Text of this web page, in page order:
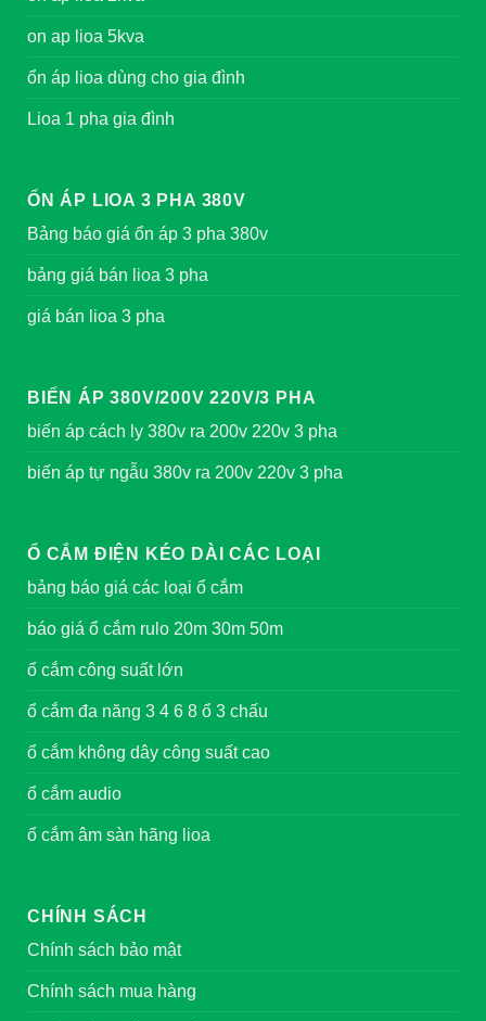
on ap lioa 5kva
ổn áp lioa dùng cho gia đình
Lioa 1 pha gia đình
ỔN ÁP LIOA 3 PHA 380V
Bảng báo giá ổn áp 3 pha 380v
bảng giá bán lioa 3 pha
giá bán lioa 3 pha
BIẾN ÁP 380V/200V 220V/3 PHA
biến áp cách ly 380v ra 200v 220v 3 pha
biến áp tự ngẫu 380v ra 200v 220v 3 pha
Ổ CẮM ĐIỆN KÉO DÀI CÁC LOẠI
bảng báo giá các loại ổ cắm
báo giá ổ cắm rulo 20m 30m 50m
ổ cắm công suất lớn
ổ cắm đa năng 3 4 6 8 ổ 3 chấu
ổ cắm không dây công suất cao
ổ cắm audio
ổ cắm âm sàn hãng lioa
CHÍNH SÁCH
Chính sách bảo mật
Chính sách mua hàng